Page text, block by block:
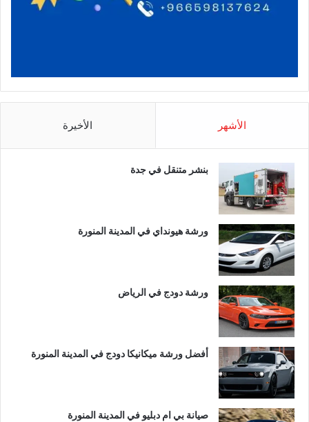
الأشهر الأخيرة
بنشر متنقل في جدة
ورشة هيونداي في المدينة المنورة
ورشة دودج في الرياض
أفضل ورشة ميكانيكا دودج في المدينة المنورة
صيانة بي ام دبليو في المدينة المنورة